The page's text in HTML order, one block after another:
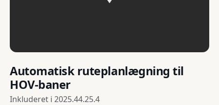
Automatisk ruteplanlægning til
HOV-baner
Inkluderet i 2025.44.25.4